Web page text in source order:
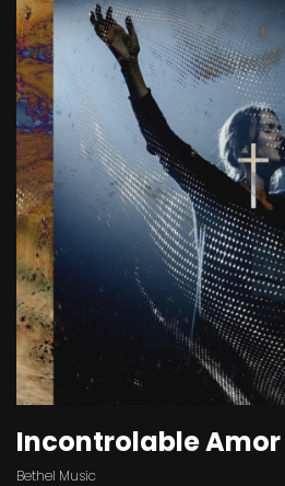
Incontrolable Amor
Bethel Music